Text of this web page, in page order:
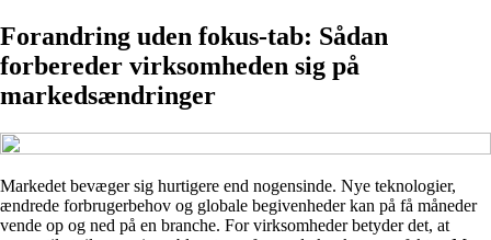
Forandring uden fokus-tab: Sådan
forbereder virksomheden sig på
markedsændringer
Markedet bevæger sig hurtigere end nogensinde. Nye teknologier,
ændrede forbrugerbehov og globale begivenheder kan på få måneder
vende op og ned på en branche. For virksomheder betyder det, at